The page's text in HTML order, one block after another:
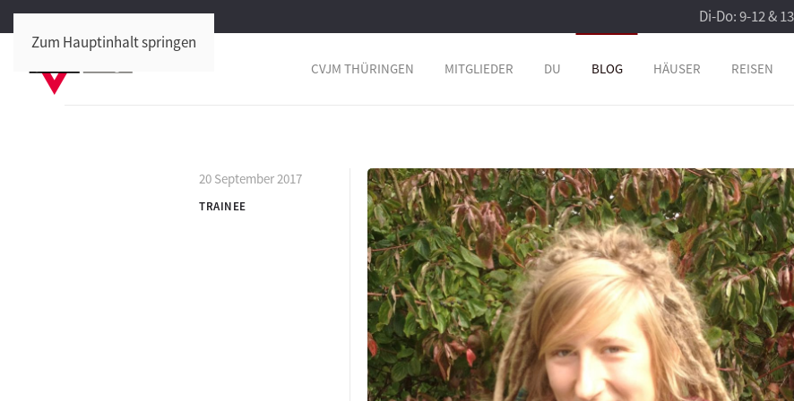
Zum Hauptinhalt springen
Di-Do: 9-12 &
CVJM THÜRINGEN MITGLIEDER DU BLOG HÄUSER REISEN
20 September 2017
TRAINEE